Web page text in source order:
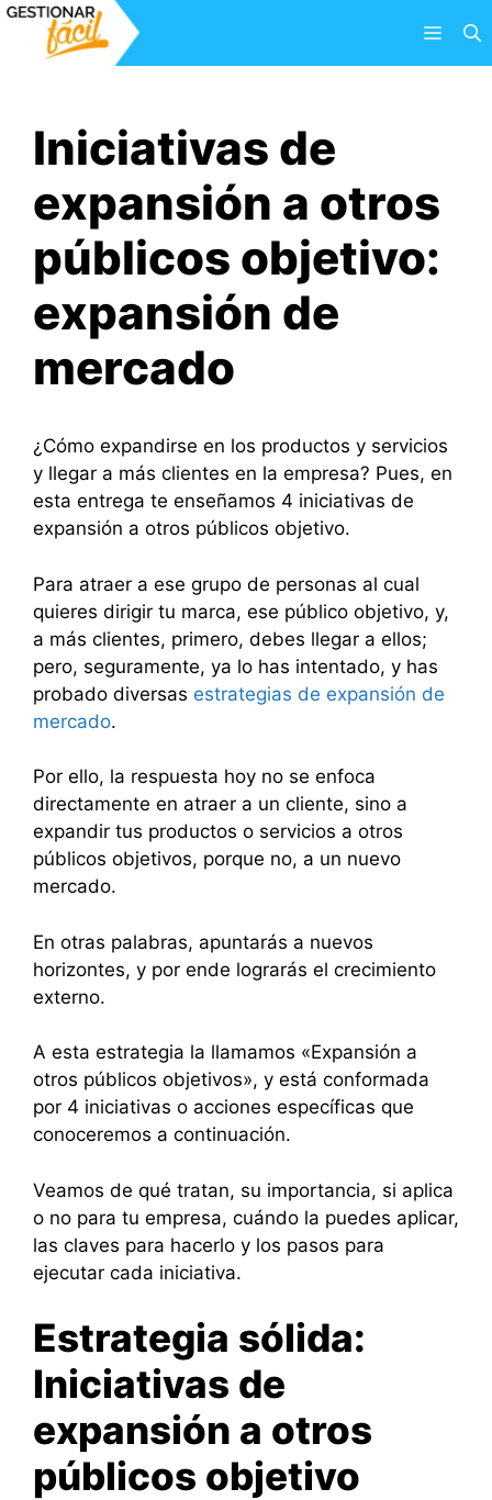
Saltar
Menú
Iniciativas de
expansión a otros
públicos objetivo:
expansión de
mercado
¿Cómo expandirse en los productos y servicios
y llegar a más clientes en la empresa? Pues, en
esta entrega te enseñamos 4 iniciativas de
expansión a otros públicos objetivo.
Para atraer a ese grupo de personas al cual
quieres dirigir tu marca, ese público objetivo, y,
a más clientes, primero, debes llegar a ellos;
pero, seguramente, ya lo has intentado, y has
probado diversas estrategias de expansión de
mercado.
Por ello, la respuesta hoy no se enfoca
directamente en atraer a un cliente, sino a
expandir tus productos o servicios a otros
públicos objetivos, porque no, a un nuevo
mercado.
En otras palabras, apuntarás a nuevos
horizontes, y por ende lograrás el crecimiento
externo.
A esta estrategia la llamamos «Expansión a
otros públicos objetivos», y está conformada
por 4 iniciativas o acciones específicas que
conoceremos a continuación.
Veamos de qué tratan, su importancia, si aplica
o no para tu empresa, cuándo la puedes aplicar,
las claves para hacerlo y los pasos para
ejecutar cada iniciativa.
Estrategia sólida:
Iniciativas de
expansión a otros
públicos objetivo